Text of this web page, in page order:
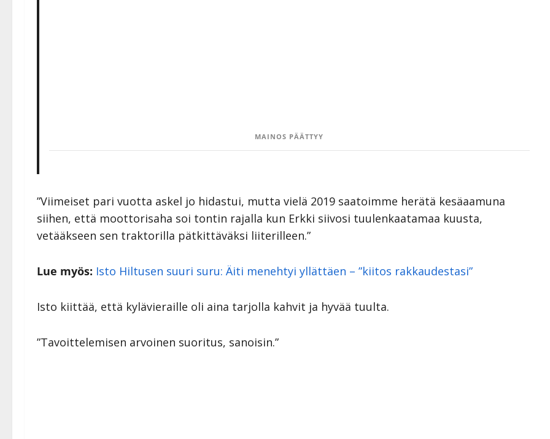
MAINOS PÄÄTTYY
”Viimeiset pari vuotta askel jo hidastui, mutta vielä 2019 saatoimme herätä kesäaamuna
siihen, että moottorisaha soi tontin rajalla kun Erkki siivosi tuulenkaatamaa kuusta,
vetääkseen sen traktorilla pätkittäväksi liiterilleen.”
Lue myös: Isto Hiltusen suuri suru: Äiti menehtyi yllättäen – ”kiitos rakkaudestasi”
Isto kiittää, että kylävieraille oli aina tarjolla kahvit ja hyvää tuulta.
”Tavoittelemisen arvoinen suoritus, sanoisin.”